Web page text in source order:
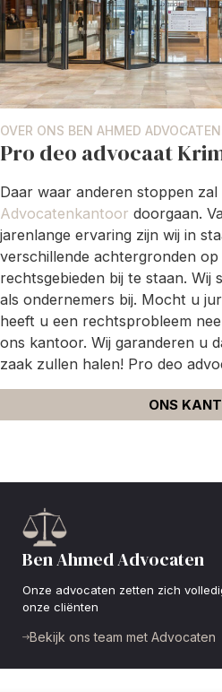
OVER ONS BEN AHMED
Pro deo advocaat
Daar waar anderen stoppen zal
Advocatenkantoor doorgaan.
jarenlange ervaring zijn wij in
verschillende achtergronden op
rechtsgebieden bij te staan. Wij
als ondernemers bij. Mocht u
heeft u een rechtsprobleem
ons kantoor. Wij garanderen u
zaak zullen halen! Pro deo
ONS
Ben Ahmed Advocaten
Onze advocaten zetten zich
onze cliënten
Bekijk ons team met Advocaten